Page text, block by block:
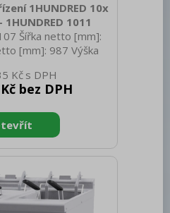
1HUNDRED 10x
1011
Šířka netto [mm]:
[mm]: 987 Výška
[mm]: 1000 Hloubka
Výška brutto [mm]:
zařízení Materiál:
zařízení: Nerezové
Panty vpravo Příkon
ovládání: Dotykové
9 Chladivo: R452a
GN / EN
Kč
bez DPH